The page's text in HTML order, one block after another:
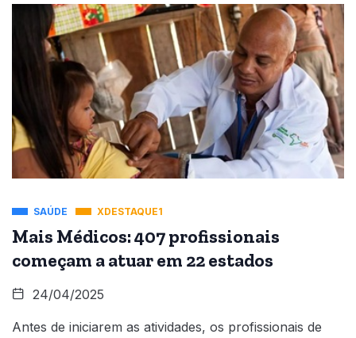
SAÚDE XDESTAQUE1
Mais Médicos: 407 profissionais
começam a atuar em 22 estados
24/04/2025
Antes de iniciarem as atividades, os profissionais de